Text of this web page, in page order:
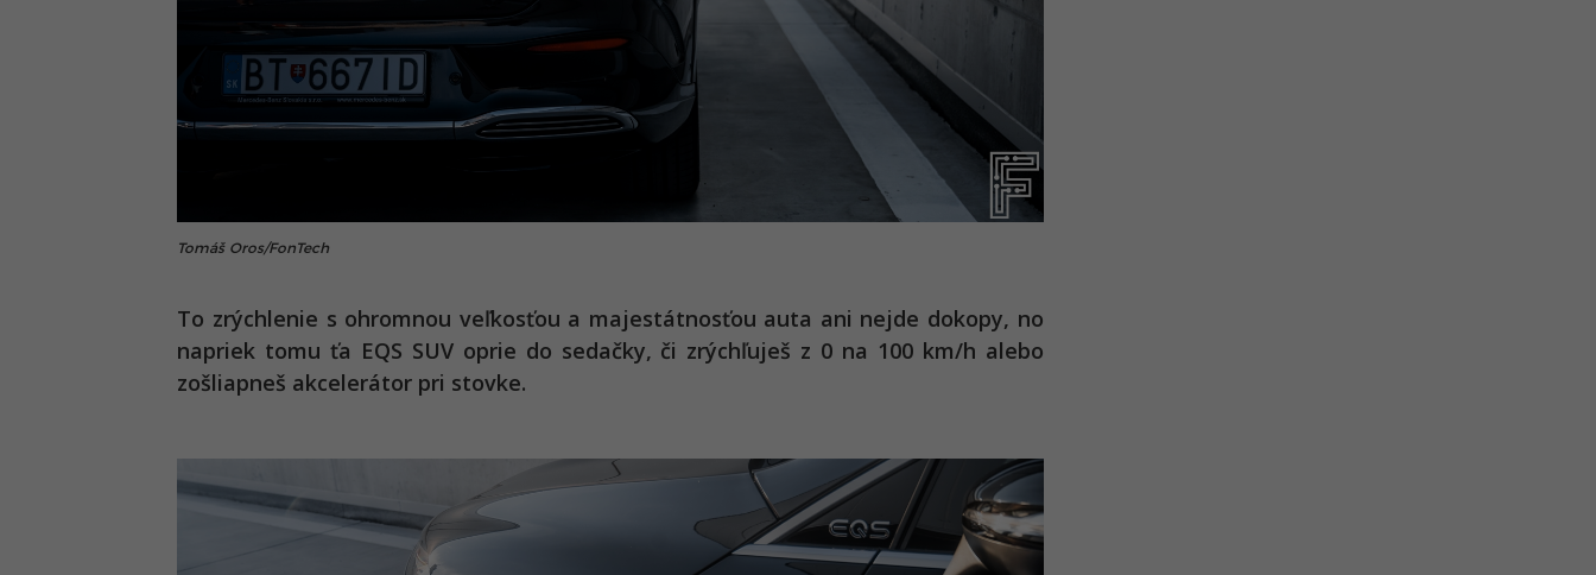
Tomáš Oros/FonTech
To zrýchlenie s ohromnou veľkosťou a majestátnosťou auta ani nejde dokopy, no
napriek tomu ťa EQS SUV oprie do sedačky, či zrýchľuješ z 0 na 100 km/h alebo
zošliapneš akcelerátor pri stovke.